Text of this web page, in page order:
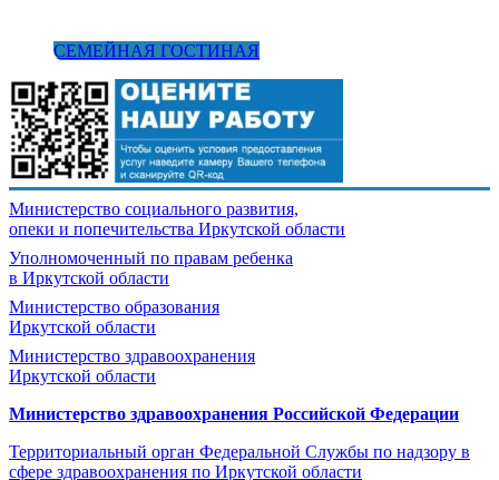
СЕМЕЙНАЯ ГОСТИНАЯ
Министерство социального развития,
опеки и попечительства Иркутской области
Уполномоченный по правам ребенка
в Иркутской области
Министерство образования
Иркутской области
Министерство здравоохранения
Иркутской области
Министерство здравоохранения Росcийской Федерации
Территориальный орган Федеральной Службы по надзору в
сфере здравоохранения по Иркутской области